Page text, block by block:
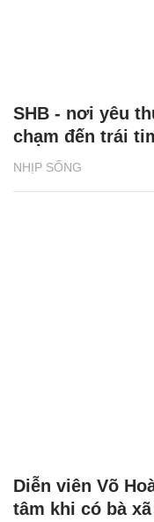
NHỊP SỐNG
SHB - nơi yêu
chạm đến trái
Diễn viên Võ
tâm khi có bà